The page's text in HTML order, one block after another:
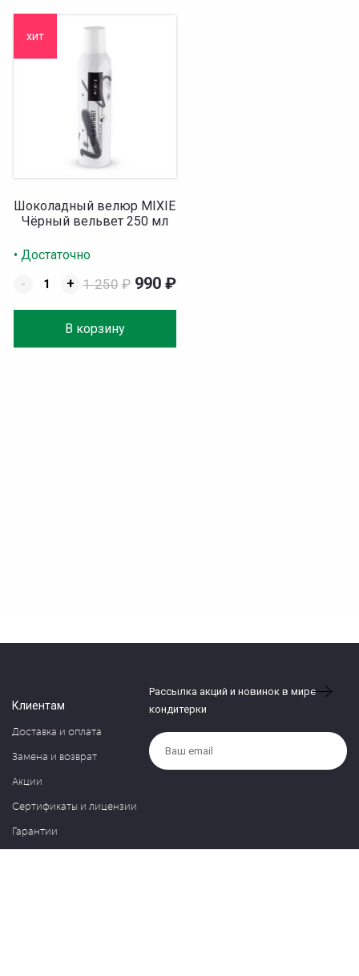
хит
Шоколадный велюр MIXIE
Чёрный вельвет 250 мл
• Достаточно
-
+
В корзину
1 250 ₽ 990 ₽
Клиентам
Доставка и оплата
Замена и возврат
Акции
Сертификаты и лицензии
Гарантии
Рассылка акций и новинок в мире
кондитерки